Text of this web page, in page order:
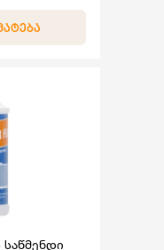
საწმენდი